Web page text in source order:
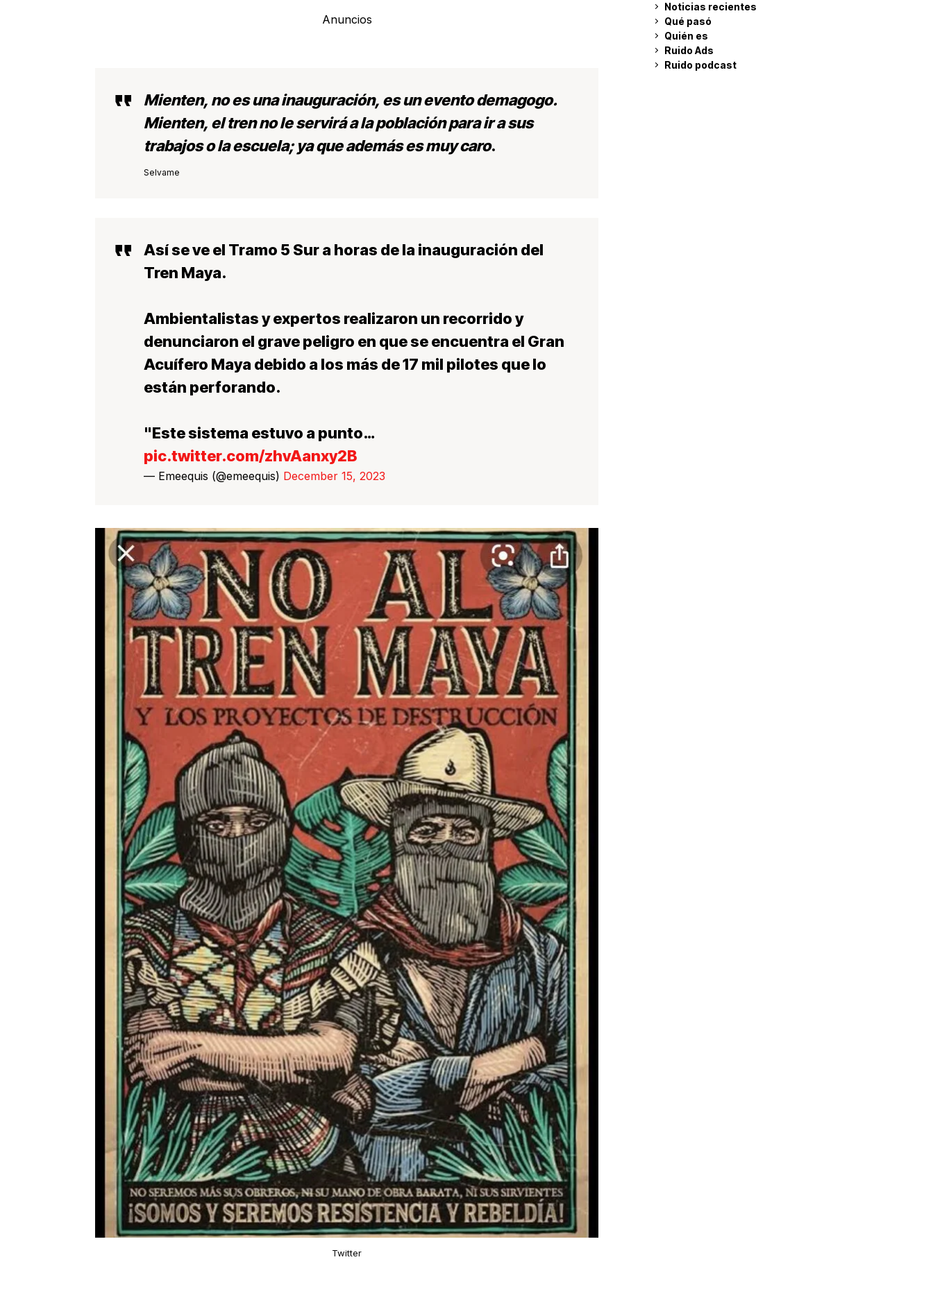
Anuncios
Mienten, no es una inauguración, es un evento demagogo.
Mienten, el tren no le servirá a la población para ir a sus
trabajos o la escuela; ya que además es muy caro.
Selvame
Así se ve el Tramo 5 Sur a horas de la inauguración del
Tren Maya.
Ambientalistas y expertos realizaron un recorrido y
denunciaron el grave peligro en que se encuentra el Gran
Acuífero Maya debido a los más de 17 mil pilotes que lo
están perforando.
"Este sistema estuvo a punto…
pic.twitter.com/zhvAanxy2B
— Emeequis (@emeequis) December 15, 2023
Twitter
Noticias recientes
Qué pasó
Quién es
Ruido Ads
Ruido podcast